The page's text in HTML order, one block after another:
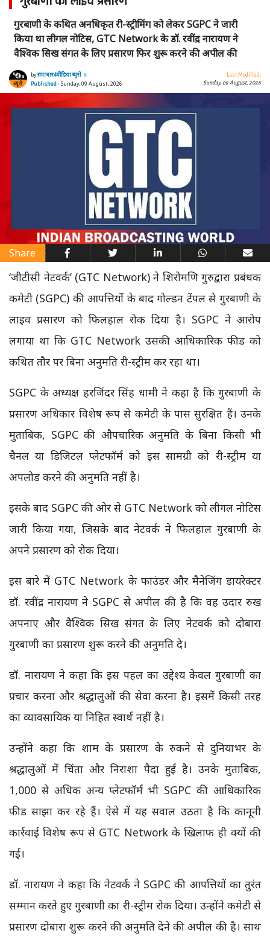
गुरबाणी के कथित अनधिकृत री-स्ट्रीमिंग को लेकर SGPC ने जारी
किया था लीगल नोटिस, GTC Network के डॉ. रवींद्र नारायण ने
वैश्विक सिख संगत के लिए प्रसारण फिर शुरू करने की अपील की
byसमाचार4मीडिया ब्यूरो ।।
Published- Sunday, 09 August, 2026
Last Modified:
Sunday, 09 August, 2026
Share
‘जीटीसी नेटवर्क’ (GTC Network) ने शिरोमणि गुरुद्वारा प्रबंधक
कमेटी (SGPC) की आपत्तियों के बाद गोल्डन टेंपल से गुरबाणी के
लाइव प्रसारण को फिलहाल रोक दिया है। SGPC ने आरोप
लगाया था कि GTC Network उसकी आधिकारिक फीड को
कथित तौर पर बिना अनुमति री-स्ट्रीम कर रहा था।
SGPC के अध्यक्ष हरजिंदर सिंह धामी ने कहा है कि गुरबाणी के
प्रसारण अधिकार विशेष रूप से कमेटी के पास सुरक्षित हैं। उनके
मुताबिक, SGPC की औपचारिक अनुमति के बिना किसी भी
चैनल या डिजिटल प्लेटफॉर्म को इस सामग्री को री-स्ट्रीम या
अपलोड करने की अनुमति नहीं है।
इसके बाद SGPC की ओर से GTC Network को लीगल नोटिस
जारी किया गया, जिसके बाद नेटवर्क ने फिलहाल गुरबाणी के
अपने प्रसारण को रोक दिया।
इस बारे में GTC Network के फाउंडर और मैनेजिंग डायरेक्टर
डॉ. रवींद्र नारायण ने SGPC से अपील की है कि वह उदार रुख
अपनाए और वैश्विक सिख संगत के लिए नेटवर्क को दोबारा
गुरबाणी का प्रसारण शुरू करने की अनुमति दे।
डॉ. नारायण ने कहा कि इस पहल का उद्देश्य केवल गुरबाणी का
प्रचार करना और श्रद्धालुओं की सेवा करना है। इसमें किसी तरह
का व्यावसायिक या निहित स्वार्थ नहीं है।
उन्होंने कहा कि शाम के प्रसारण के रुकने से दुनियाभर के
श्रद्धालुओं में चिंता और निराशा पैदा हुई है। उनके मुताबिक,
1,000 से अधिक अन्य प्लेटफॉर्म भी SGPC की आधिकारिक
फीड साझा कर रहे हैं। ऐसे में यह सवाल उठता है कि कानूनी
कार्रवाई विशेष रूप से GTC Network के खिलाफ ही क्यों की
गई।
डॉ. नारायण ने कहा कि नेटवर्क ने SGPC की आपत्तियों का तुरंत
सम्मान करते हुए गुरबाणी का री-स्ट्रीम रोक दिया। उन्होंने कमेटी से
प्रसारण दोबारा शुरू करने की अनुमति देने की अपील की है। साथ